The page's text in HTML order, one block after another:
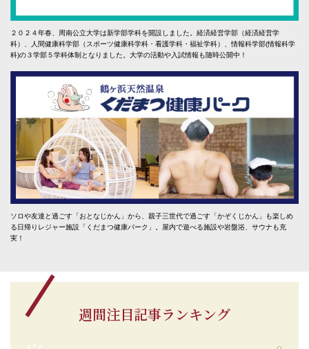
２０２４年春、周南公立大学は新学部学科を開設しました。経済経営学部（経済経営学
科）、人間健康科学部（スポーツ健康科学科・看護学科・福祉学科）、情報科学部(情報科学
科)の３学部５学科体制となりました。大学の活動や入試情報も随時公開中！
ソロや友達と過ごす「おとなじかん」から、親子三世代で過ごす「かぞくじかん」も楽しめ
る日帰りレジャー施設「くだまつ健康パーク」。屋内で遊べる施設や岩盤浴、サウナも充
実！
週間注目記事ランキング